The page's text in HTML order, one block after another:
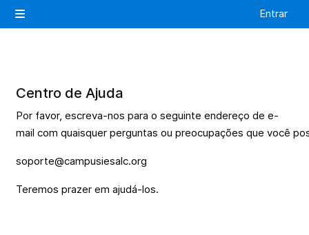
Entrar
Centro de Ajuda
Por favor, escreva-nos para o seguinte endereço de e-
mail com quaisquer perguntas ou preocupações que você
soporte@campusiesalc.org
Teremos prazer em ajudá-los.